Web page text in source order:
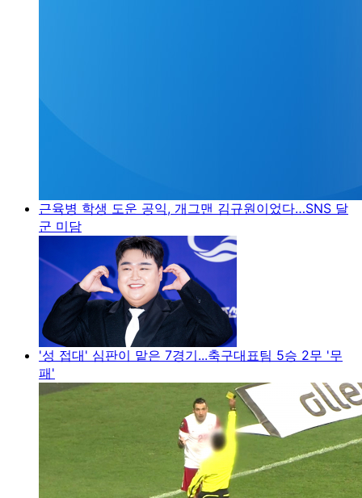
근육병 학생 도운 공익, 개그맨 김규원이었다…SNS 달
군 미담
'성 접대' 심판이 맡은 7경기...축구대표팀 5승 2무 '무
패'